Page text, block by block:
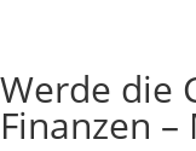
Werde die
Finanzen –